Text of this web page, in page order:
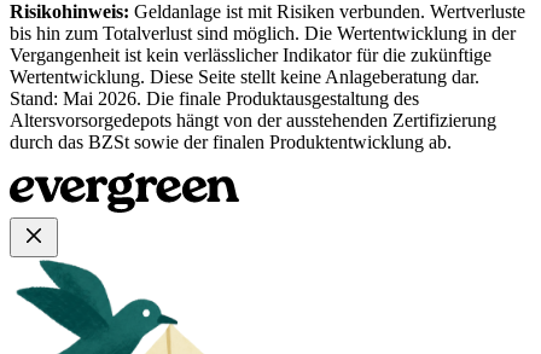
Risikohinweis: Geldanlage ist mit Risiken verbunden. Wertverluste
bis hin zum Totalverlust sind möglich. Die Wertentwicklung in der
Vergangenheit ist kein verlässlicher Indikator für die zukünftige
Wertentwicklung. Diese Seite stellt keine Anlageberatung dar.
Stand: Mai 2026. Die finale Produktausgestaltung des
Altersvorsorgedepots hängt von der ausstehenden Zertifizierung
durch das BZSt sowie der finalen Produktentwicklung ab.